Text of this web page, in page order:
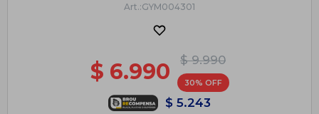
GYM004301
$ 9.990
$ 6.990 30
$ 5.243